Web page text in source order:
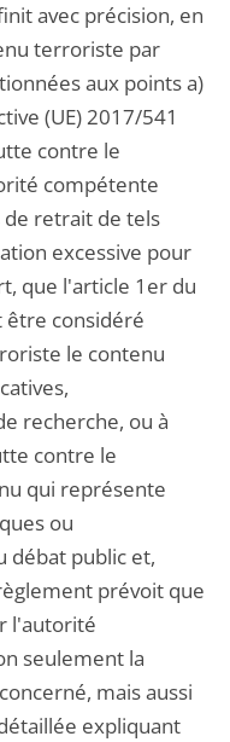
avec précision, en
terroriste par
aux points a)
(UE) 2017/541
contre le
compétente
retrait de tels
excessive pour
que l'article 1er du
considéré
le contenu
recherche, ou à
contre le
qui représente
ou
débat public et,
prévoit que
l'autorité
seulement la
mais aussi
expliquant